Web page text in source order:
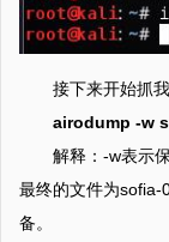
接下来开始抓
airodump -w
解释：-w表示
最终的文件为sofia-
备。